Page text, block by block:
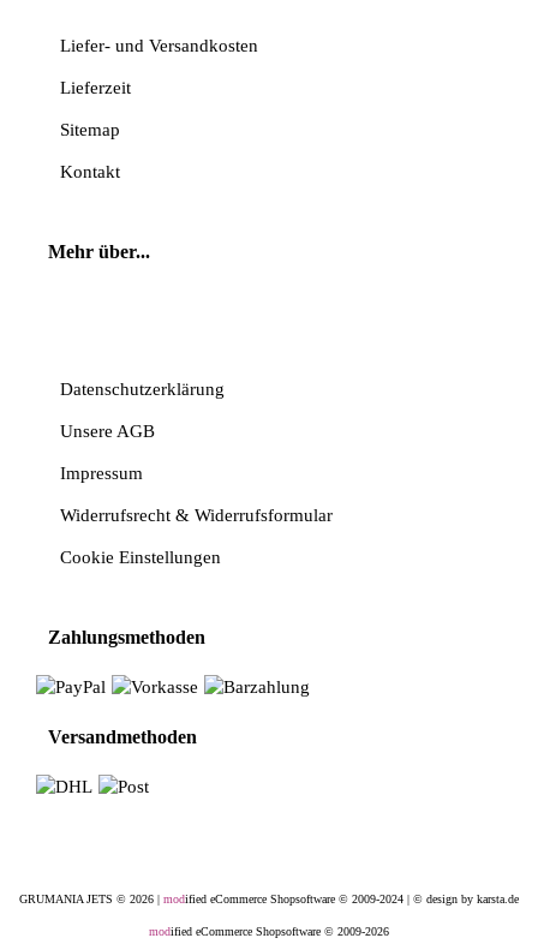
Liefer- und Versandkosten
Lieferzeit
Sitemap
Kontakt
Mehr über...
Datenschutzerklärung
Unsere AGB
Impressum
Widerrufsrecht & Widerrufsformular
Cookie Einstellungen
Zahlungsmethoden
Versandmethoden
GRUMANIA JETS © 2026 | modified eCommerce Shopsoftware © 2009-2024 | © design by karsta.de
modified eCommerce Shopsoftware © 2009-2026